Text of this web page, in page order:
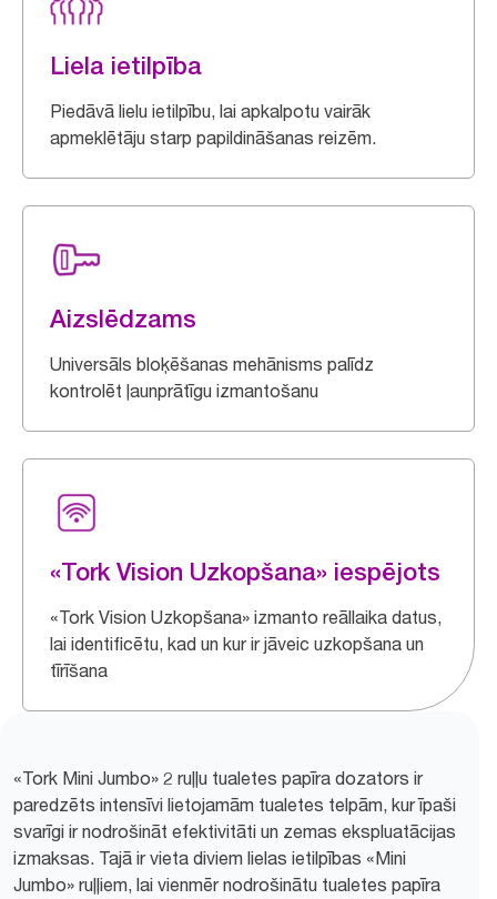
Liela ietilpība
Piedāvā lielu ietilpību, lai apkalpotu vairāk
apmeklētāju starp papildināšanas reizēm.
Aizslēdzams
Universāls bloķēšanas mehānisms palīdz
kontrolēt ļaunprātīgu izmantošanu
«Tork Vision Uzkopšana» iespējots
«Tork Vision Uzkopšana» izmanto reāllaika datus,
lai identificētu, kad un kur ir jāveic uzkopšana un
tīrīšana
«Tork Mini Jumbo» 2 ruļļu tualetes papīra dozators ir
paredzēts intensīvi lietojamām tualetes telpām, kur īpaši
svarīgi ir nodrošināt efektivitāti un zemas ekspluatācijas
izmaksas. Tajā ir vieta diviem lielas ietilpības «Mini
Jumbo» ruļļiem, lai vienmēr nodrošinātu tualetes papīra